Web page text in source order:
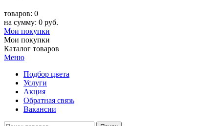
товаров: 0
на сумму: 0 руб.
Мои покупки
Мои покупки
Каталог товаров
Меню
Подбор цвета
Услуги
Акция
Обратная связь
Вакансии